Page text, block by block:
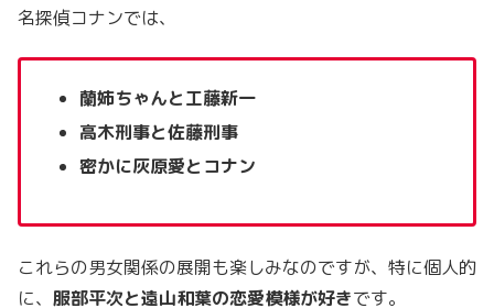
名探偵コナンでは、
蘭姉ちゃんと工藤新一
高木刑事と佐藤刑事
密かに灰原愛とコナン
これらの男女関係の展開も楽しみなのですが、特に個人的
に、 服部平次と遠山和葉の恋愛模様が好きです。